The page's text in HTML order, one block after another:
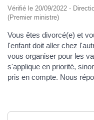
Vérifié le 20/09/2022 -
(Premier ministre)
Vous êtes divorcé(e) et
l'enfant doit aller chez
vous organiser pour les
s'applique en priorité,
pris en compte. Nous